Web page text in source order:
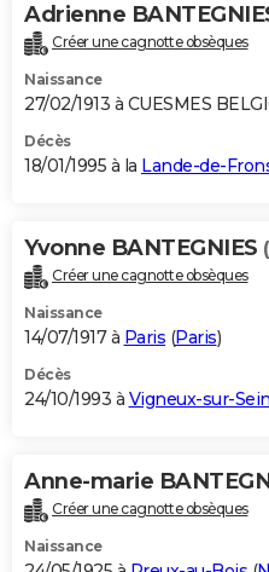
Adrienne
Créer une cagnotte obsèques
Naissance
27/02/1913 à CUESMES
Décès
18/01/1995 à la Lande-de-
Yvonne BANTEGNIES
Créer une cagnotte obsèques
Naissance
14/07/1917 à Paris (Paris)
Décès
24/10/1993 à Vigneux-sur-
Anne-marie
Créer une cagnotte obsèques
Naissance